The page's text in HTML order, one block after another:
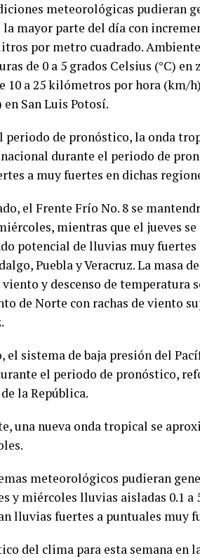
meteorológicas pudieran
la mayor parte del día con
por metro cuadrado.
de 0 a 5 grados Celsius (°C)
10 a 25 kilómetros por hora
en San Luis Potosí.
periodo de pronóstico, la onda
durante el periodo de
a muy fuertes en dichas
el Frente Frío No. 8 se
mientras que el jueves
potencial de lluvias muy
Puebla y Veracruz. La masa
y descenso de temperatura
de Norte con rachas de viento
el sistema de baja presión del
el periodo de pronóstico,
la República.
una nueva onda tropical se
meteorológicos pudieran
y miércoles lluvias aisladas 0.1
lluvias fuertes a puntuales muy
del clima para esta semana en